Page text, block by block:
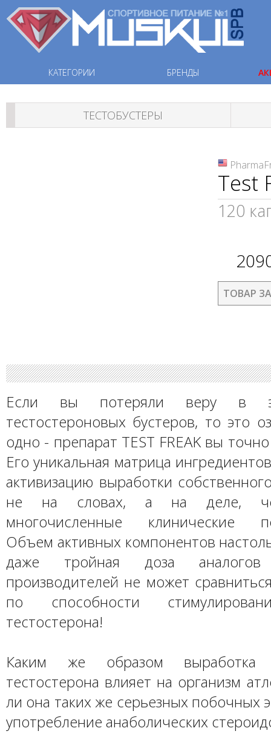
КАТЕГОРИИ БРЕНДЫ
ТЕСТОБУСТЕРЫ
Test
120
ТОВАР
Если вы потеряли веру в
тестостероновых бустеров, то это
одно - препарат TEST FREAK вы
Его уникальная матрица
активизацию выработки
не на словах, а на деле,
многочисленные клинические
Объем активных компонентов
даже тройная доза
производителей не может
по способности
тестостерона!
Каким же образом выработка
тестостерона влияет на организм
ли она таких же серьезных побочных
употребление анаболических